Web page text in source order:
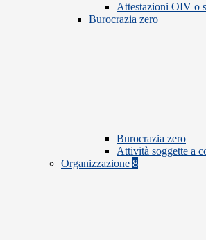
Attestazioni OIV o
Burocrazia zero
Burocrazia zero
Attività soggette a
Organizzazione 8